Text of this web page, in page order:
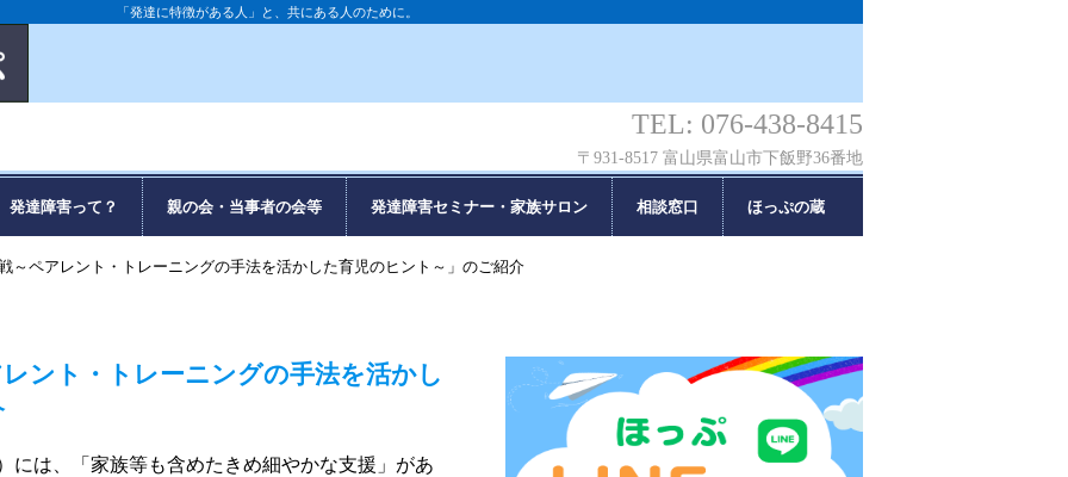
「発達に特徴がある人」と、共にある人のために。
TEL: 076-438-8415
〒931-8517 富山県富山市下飯野36番地
発達障害って？ 親の会・当事者の会等 発達障害セミナー・家族サロン 相談窓口 ほっぷの蔵
～ペアレント・トレーニングの手法を活かした育児のヒント～」のご紹介
ント・トレーニングの手法を活かし
には、「家族等も含めたきめ細やかな支援」があ